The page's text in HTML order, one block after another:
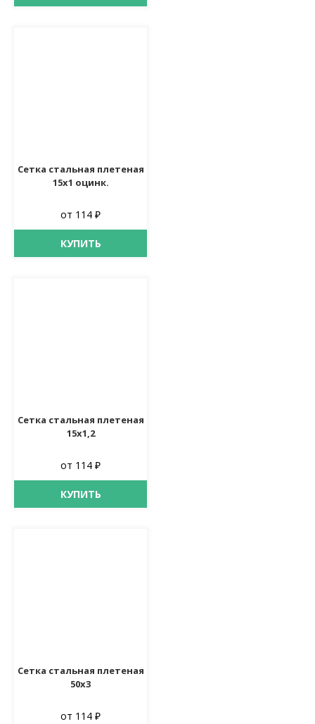
Сетка стальная плетеная
15х1 оцинк.
от 114 ₽
КУПИТЬ
Сетка стальная плетеная
15х1,2
от 114 ₽
КУПИТЬ
Сетка стальная плетеная
50х3
от 114 ₽